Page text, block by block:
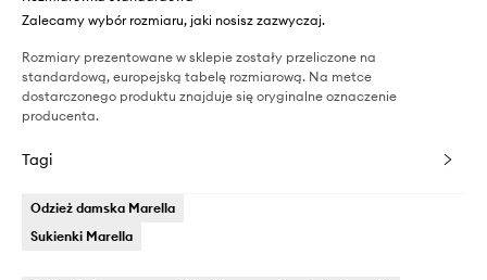
Zalecamy wybór rozmiaru, jaki nosisz zazwyczaj.
Rozmiary prezentowane w sklepie zostały przeliczone na
standardową, europejską tabelę rozmiarową. Na metce
dostarczonego produktu znajduje się oryginalne oznaczenie
producenta.
Tagi
Odzież damska Marella
Sukienki Marella